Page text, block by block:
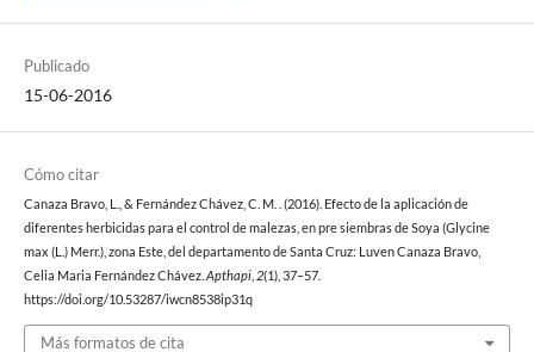
Publicado
15-06-2016
Cómo citar
Canaza Bravo, L., & Fernández Chávez, C. M. . (2016). Efecto de la aplicación de
diferentes herbicidas para el control de malezas, en pre siembras de Soya (Glycine
max (L.) Merr.), zona Este, del departamento de Santa Cruz: Luven Canaza Bravo,
Celia Maria Fernández Chávez. Apthapi, 2(1), 37–57.
https://doi.org/10.53287/iwcn8538ip31q
Más formatos de cita